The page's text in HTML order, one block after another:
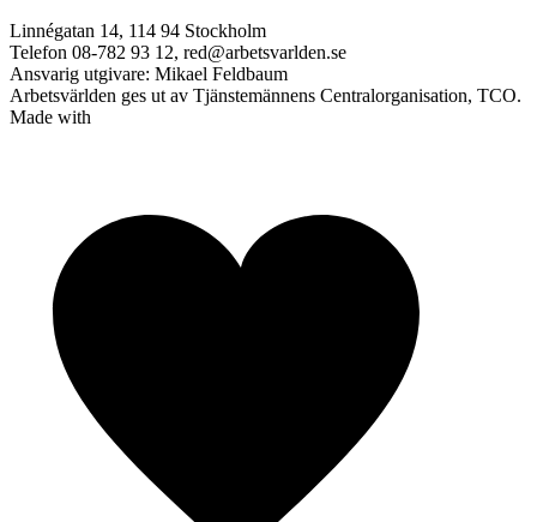
Linnégatan 14, 114 94 Stockholm
Telefon 08-782 93 12, red@arbetsvarlden.se
Ansvarig utgivare: Mikael Feldbaum
Arbetsvärlden ges ut av Tjänstemännens Centralorganisation, TCO.
Made with